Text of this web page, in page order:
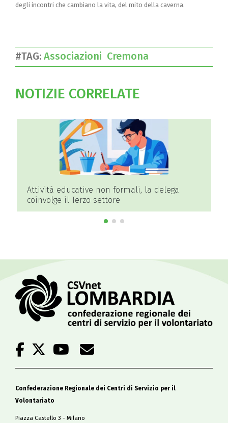
degli incontri che cambiano la vita, del mito della caverna.
#TAG: Associazioni Cremona
NOTIZIE CORRELATE
Attività educative non formali, la delega
coinvolge il Terzo settore
Confederazione Regionale dei Centri di Servizio per il
Volontariato
Piazza Castello 3 - Milano